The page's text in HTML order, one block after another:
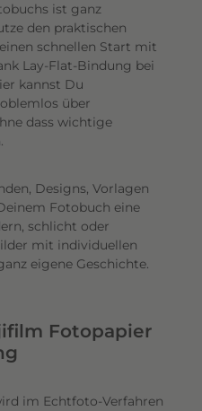
ist ganz
den praktischen
schnellen Start mit
Lay-Flat-Bindung bei
kannst Du
über
dass wichtige
Designs, Vorlagen
Fotobuch eine
schlicht oder
mit individuellen
eigene Geschichte.
Fotopapier
im Echtfoto-Verfahren